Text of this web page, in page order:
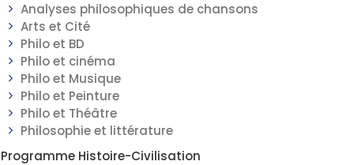
Analyses philosophiques de chansons
Arts et Cité
Philo et BD
Philo et cinéma
Philo et Musique
Philo et Peinture
Philo et Théâtre
Philosophie et littérature
Programme Histoire-Civilisation